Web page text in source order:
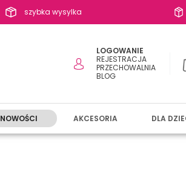
szybka wysylka
LOGOWANIE
REJESTRACJA
PRZECHOWALNIA
BLOG
NOWOŚCI AKCESORIA DLA